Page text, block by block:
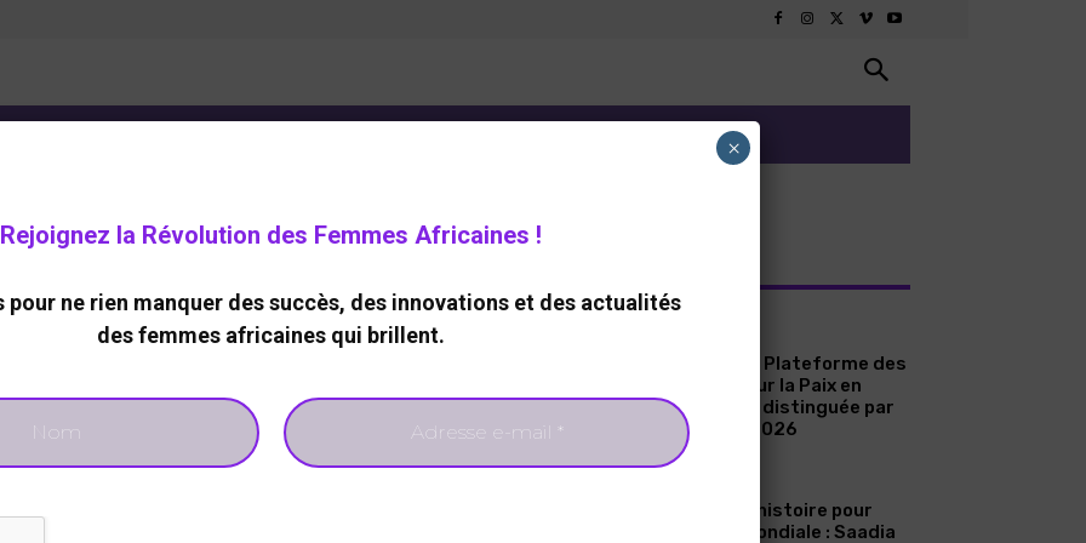
et leadership des
cœur de la
Sénégal : La Plateforme des
Femmes pour la Paix en
Casamance distinguée par
le Prix ICIP 2026
Une page d’histoire pour
l’aviation mondiale : Saadia
Rejoignez la Révolution des Femmes Africaines !
pour ne rien manquer des succès, des innovations et des actualités
des femmes africaines qui brillent.
×